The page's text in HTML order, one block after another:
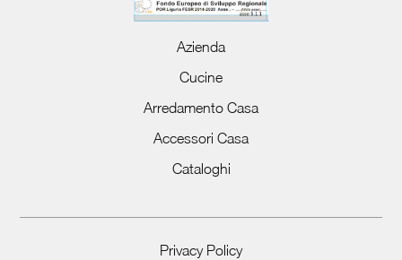
Azienda
Cucine
Arredamento Casa
Accessori Casa
Cataloghi
Privacy Policy